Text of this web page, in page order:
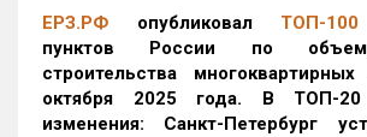
ЕРЗ.РФ опубликовал ТОП-100
пунктов России по
строительства
октября 2025 года. В ТОП-
изменения: Санкт-Петербург